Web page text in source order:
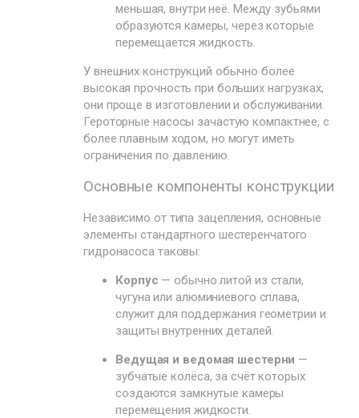
меньшая, внутри неё. Между зубьями
образуются камеры, через которые
перемещается жидкость.
У внешних конструкций обычно более
высокая прочность при больших нагрузках,
они проще в изготовлении и обслуживании.
Героторные насосы зачастую компактнее, с
более плавным ходом, но могут иметь
ограничения по давлению.
Основные компоненты конструкции
Независимо от типа зацепления, основные
элементы стандартного шестеренчатого
гидронасоса таковы:
Корпус — обычно литой из стали,
чугуна или алюминиевого сплава,
служит для поддержания геометрии и
защиты внутренних деталей.
Ведущая и ведомая шестерни —
зубчатые колёса, за счёт которых
создаются замкнутые камеры
перемещения жидкости.